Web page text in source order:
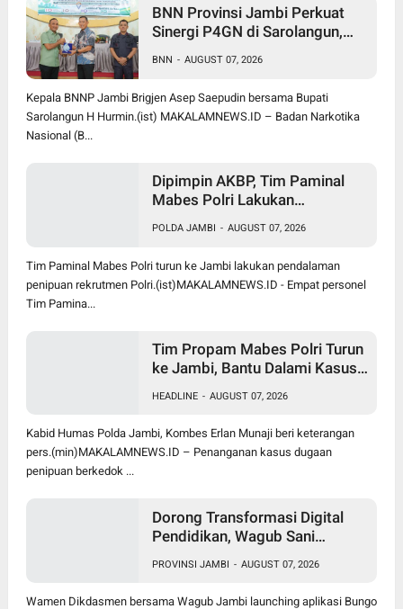
BNN Provinsi Jambi Perkuat
Sinergi P4GN di Sarolangun,
Vape Zombie
BNN - AUGUST 07, 2026
Kepala BNNP Jambi Brigjen Asep Saepudin bersama Bupati
Sarolangun H Hurmin.(ist) MAKALAMNEWS.ID – Badan Narkotika
Nasional (B...
Dipimpin AKBP, Tim Paminal
Mabes Polri Lakukan
Rekrutmen Bintara di Polda
Jambi
POLDA JAMBI - AUGUST 07, 2026
Tim Paminal Mabes Polri turun ke Jambi lakukan pendalaman
penipuan rekrutmen Polri.(ist)MAKALAMNEWS.ID - Empat personel
Tim Pamina...
Tim Propam Mabes Polri Turun
ke Jambi, Bantu Dalami Kasus
Bintara Polri 2026
HEADLINE - AUGUST 07, 2026
Kabid Humas Polda Jambi, Kombes Erlan Munaji beri keterangan
pers.(min)MAKALAMNEWS.ID – Penanganan kasus dugaan
penipuan berkedok ...
Dorong Transformasi Digital
Pendidikan, Wagub Sani
Luncurkan Aplikasi Bungo
Pintar
PROVINSI JAMBI - AUGUST 07, 2026
Wamen Dikdasmen bersama Wagub Jambi launching aplikasi Bungo